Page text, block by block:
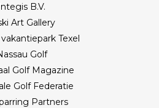
B.V.
Art Gallery
Texel
Golf
Golf Magazine
Golf Federatie
Partners